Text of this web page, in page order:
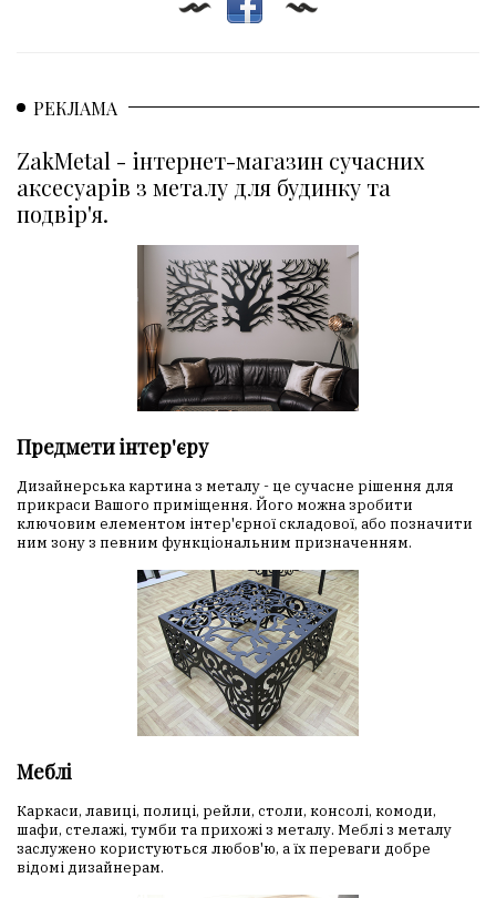
РЕКЛАМА
ZakMetal - інтернет-магазин сучасних
аксесуарів з металу для будинку та
подвір'я.
Предмети інтер'єру
Дизайнерська картина з металу - це сучасне рішення для
прикраси Вашого приміщення. Його можна зробити
ключовим елементом інтер'єрної складової, або позначити
ним зону з певним функціональним призначенням.
Меблі
Каркаси, лавиці, полиці, рейли, столи, консолі, комоди,
шафи, стелажі, тумби та прихожі з металу. Меблі з металу
заслужено користуються любов'ю, а їх переваги добре
відомі дизайнерам.